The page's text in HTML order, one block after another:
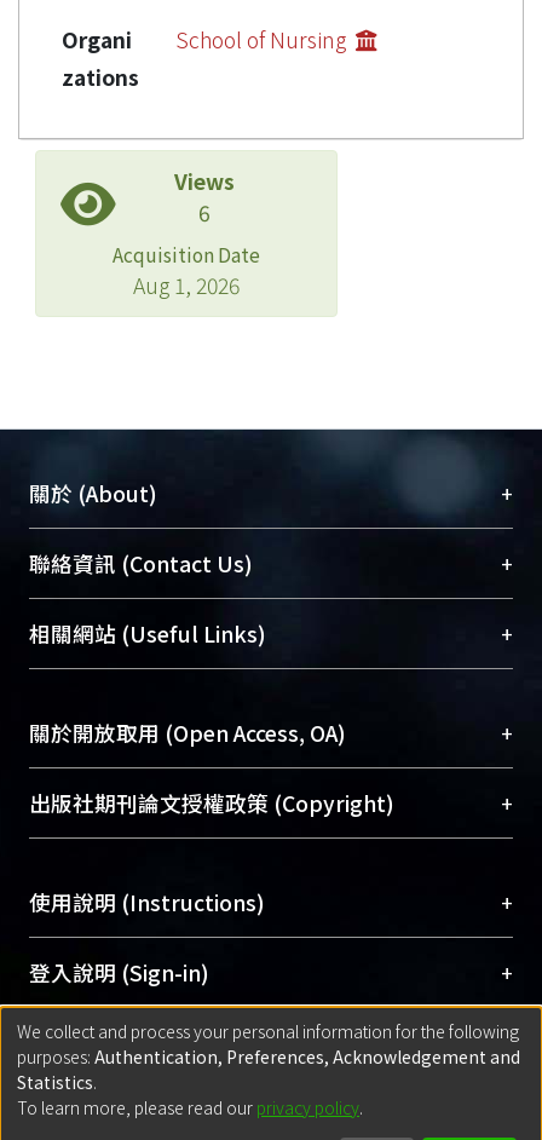
Organi
zations
School of Nursing
Views
6
Acquisition Date
Aug 1, 2026
關於 (About) +
臺大位居世界頂尖大學之列，為永久珍藏及向國際
展現本校豐碩的研究成果及學術能量，圖書館整合
機構典藏（NTUR）與學術庫（AH）不同功能平
台，成為臺大學術典藏NTU scholars。期能整合研
成果。
To permanently archive and promote researcher
profiles and scholarly works, Library integrates the
services of “NTU Repository” with “Academic
聯絡資訊 (Contact Us) +
總館學科館員(Main Library)
醫學圖書館學科館員(Medical Library)
Sciences Library)
相關網站 (Useful Links) +
關於開放取用 (Open Access, OA) +
開放取用是從使用者角度提升資訊取用性的社會運
動，應用在學術研究上是透過將研究著作公開供使
用逐年攀升。同時可加速研究發展、提升研究影響
Archive）平台。 （點選深入了解OA）
出版社期刊論文授權政策 (Copyright) +
含部分內容的版權非匯入者所有，或由第三方贊
助與合作完成，請確認該版權所有者及第三方同
意提供此授權。
Please represent that the submission is your
original work, and that you have the right to
grant the rights to upload.
若欲上傳已出版的全文電子檔，可使用
使用說明 (Instructions) +
網站簡介(Quickstart Guide)
使用手冊(Instruction Manual)
線上預約服務(Booking Service)
登入說明 (Sign-in) +
方案一：臺灣大學計算機中心帳號登入
(With C&INC Email Account)
方案二：ORCID帳號登入(With ORCID)
匯入著作 (Submission) +
方案一：定期更新ORCID者，以ID匯入
We collect and process your personal information for the following
purposes: Authentication, Preferences, Acknowledgement and
Statistics.
To learn more, please read our privacy policy.